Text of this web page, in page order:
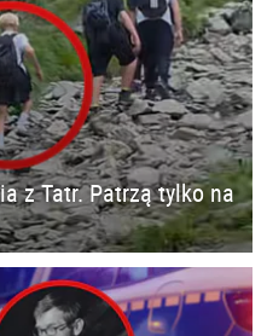
z Tatr. Patrzą tylko na